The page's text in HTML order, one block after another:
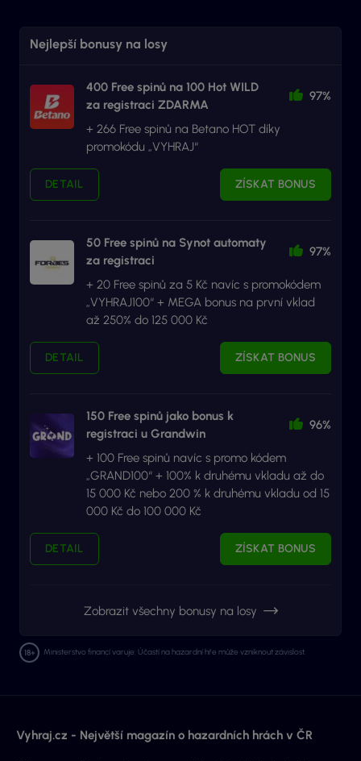
Nejlepší bonusy na losy
400 Free spinů na 100 Hot WILD
za registraci ZDARMA
97%
+ 266 Free spinů na Betano HOT díky
promokódu „VYHRAJ“
DETAIL ZÍSKAT BONUS
50 Free spinů na Synot automaty
za registraci
97%
+ 20 Free spinů za 5 Kč navíc s promokódem
„VYHRAJ100“ + MEGA bonus na první vklad
až 250% do 125 000 Kč
DETAIL ZÍSKAT BONUS
150 Free spinů jako bonus k
registraci u Grandwin
96%
+ 100 Free spinů navíc s promo kódem
„GRAND100“ + 100% k druhému vkladu až do
15 000 Kč nebo 200 % k druhému vkladu od 15
000 Kč do 100 000 Kč
DETAIL ZÍSKAT BONUS
Zobrazit všechny bonusy na losy
Ministerstvo financí varuje: Účastí na hazardní hře může vzniknout závislost.
Vyhraj.cz - Největší magazín o hazardních hrách v ČR